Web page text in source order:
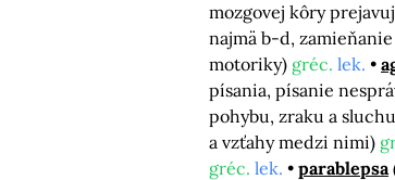
mozgovej kôry
najmä b-d,
motoriky) gréc. lek.
písania, písanie
pohybu, zraku a
a vzťahy medzi nimi)
gréc. lek. parablepsa